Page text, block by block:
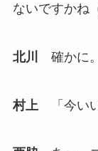
ないですかね
北川 確かに。
村上 「今い